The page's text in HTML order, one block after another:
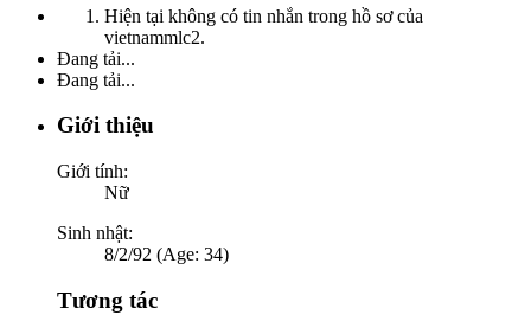
Hiện tại không có tin nhắn trong hồ sơ của
vietnammlc2.
Đang tải...
Đang tải...
Giới thiệu
Giới tính:
Nữ
Sinh nhật:
8/2/92 (Age: 34)
Tương tác